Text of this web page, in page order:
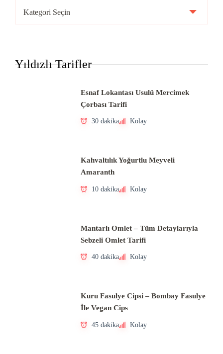
Yöntemleri
Yıldızlı Tarifler
Esnaf Lokantası Usulü Mercimek
Çorbası Tarifi
30 dakika Kolay
Kahvaltılık Yoğurtlu Meyveli
Amaranth
10 dakika Kolay
Mantarlı Omlet – Tüm Detaylarıyla
Sebzeli Omlet Tarifi
40 dakika Kolay
Kuru Fasulye Cipsi – Bombay Fasulye
İle Vegan Cips
45 dakika Kolay